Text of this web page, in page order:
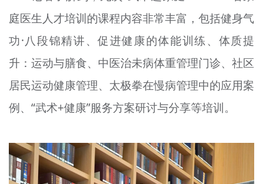
庭医生人才培训的课程内容非常丰富，包括健身气
功·八段锦精讲、促进健康的体能训练、体质提
升：运动与膳食、中医治未病体重管理门诊、社区
居民运动健康管理、太极拳在慢病管理中的应用案
例、“武术+健康”服务方案研讨与分享等培训。